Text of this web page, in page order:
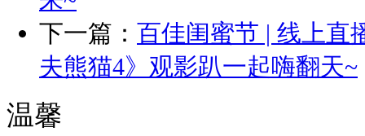
下一篇： 百佳闺蜜节 | 线上直
夫熊猫4》观影趴一起嗨翻天~
温馨